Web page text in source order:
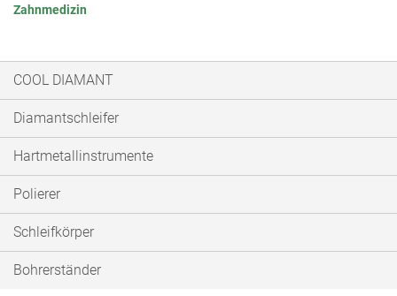
Zahnmedizin
COOL DIAMANT
Diamantschleifer
Hartmetallinstrumente
Polierer
Schleifkörper
Bohrerständer